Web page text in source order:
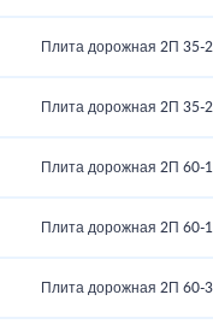
Плита дорожная 2П 35-
Плита дорожная 2П 35-
Плита дорожная 2П 60-
Плита дорожная 2П 60-
Плита дорожная 2П 60-